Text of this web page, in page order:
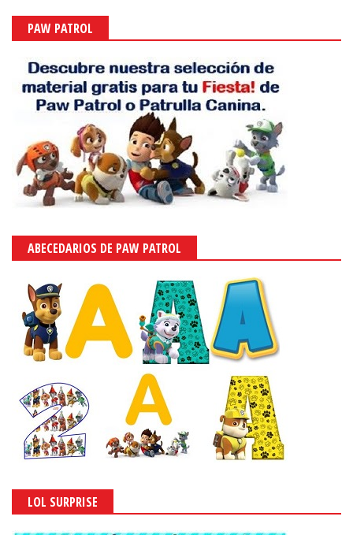
PAW PATROL
ABECEDARIOS DE PAW PATROL
LOL SURPRISE